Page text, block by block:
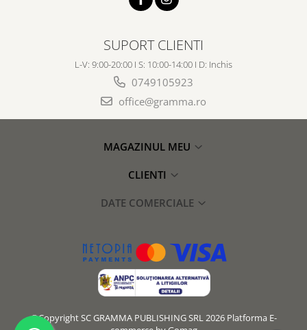
SUPORT CLIENTI
L-V: 9:00-20:00 I S: 10:00-14:00 I D: Inchis
0749105923
office@gramma.ro
MAGAZINUL MEU
CLIENTI
DATE COMERCIALE
©Copyright SC GRAMMA PUBLISHING SRL 2026 Platforma E-